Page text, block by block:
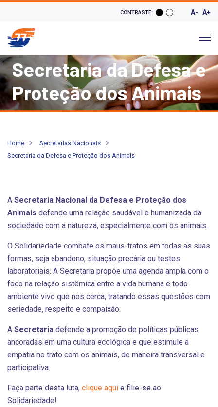
CONTRASTE: A- A+
Secretaria da Defesa e
Proteção dos Animais
Home
Secretarias Nacionais
Secretaria da Defesa e Proteção dos Animais
A Secretaria Nacional da Defesa e Proteção dos
Animais defende uma relação saudável e humanizada da
sociedade com a natureza, especialmente com os animais.
O Solidariedade combate os maus-tratos em todas as suas
formas, seja abandono, situação precária ou testes
laboratoriais. A Secretaria propõe uma agenda ampla com o
foco na relação sistêmica entre a vida humana e todo
ambiente vivo que nos cerca, tratando essas questões com
seriedade, respeito e compaixão.
A Secretaria defende a promoção de políticas públicas
ancoradas em uma cultura ecológica e que estimule a
empatia no trato com os animais, de maneira transversal e
participativa.
Faça parte desta luta, clique aqui e filie-se ao
Solidariedade!